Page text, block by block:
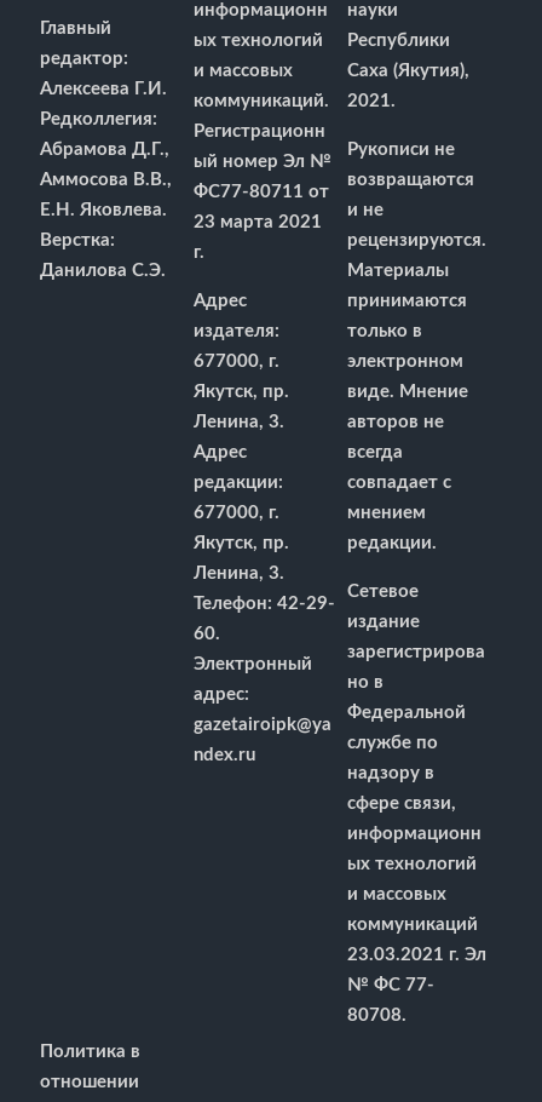
Главный
редактор:
Алексеева Г.И.
Редколлегия:
Абрамова Д.Г.,
Аммосова В.В.,
Е.Н. Яковлева.
Верстка:
Данилова С.Э.
информационн
ых технологий
и массовых
коммуникаций.
Регистрационн
ый номер Эл №
ФС77-80711 от
23 марта 2021
г.
Адрес
издателя:
677000, г.
Якутск, пр.
Ленина, 3.
Адрес
редакции:
677000, г.
Якутск, пр.
Ленина, 3.
Телефон: 42-29-
60.
Электронный
адрес:
gazetairoipk@ya
ndex.ru
науки
Республики
Саха (Якутия),
2021.
Рукописи не
возвращаются
и не
рецензируются.
Материалы
принимаются
только в
электронном
виде. Мнение
авторов не
всегда
совпадает с
мнением
редакции.
Сетевое
издание
зарегистрирова
но в
Федеральной
службе по
надзору в
сфере связи,
информационн
ых технологий
и массовых
коммуникаций
23.03.2021 г. Эл
№ ФС 77-
80708.
Политика в
отношении